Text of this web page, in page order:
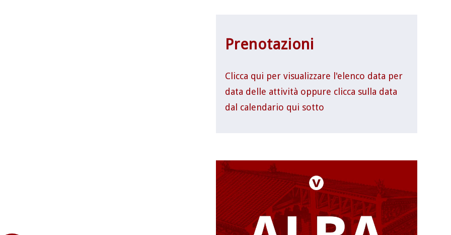
Prenotazioni
Clicca qui per visualizzare l'elenco data per
data delle attività oppure clicca sulla data
dal calendario qui sotto